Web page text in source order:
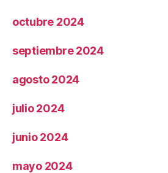
octubre 2024
septiembre 2024
agosto 2024
julio 2024
junio 2024
mayo 2024